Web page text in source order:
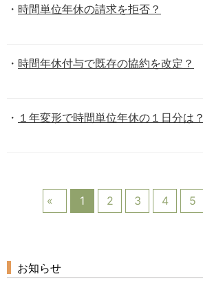
時間単位年休の請求を拒否？
時間年休付与で既存の協約を改定？
１年変形で時間単位年休の１日分は？
1
2 3 4 5
お知らせ